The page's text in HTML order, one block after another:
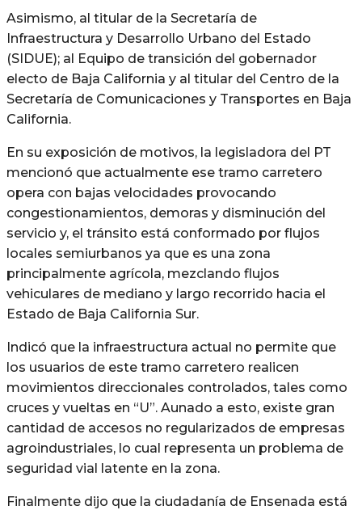
Asimismo, al titular de la Secretaría de
Infraestructura y Desarrollo Urbano del Estado
(SIDUE); al Equipo de transición del gobernador
electo de Baja California y al titular del Centro de la
Secretaría de Comunicaciones y Transportes en Baja
California.
En su exposición de motivos, la legisladora del PT
mencionó que actualmente ese tramo carretero
opera con bajas velocidades provocando
congestionamientos, demoras y disminución del
servicio y, el tránsito está conformado por flujos
locales semiurbanos ya que es una zona
principalmente agrícola, mezclando flujos
vehiculares de mediano y largo recorrido hacia el
Estado de Baja California Sur.
Indicó que la infraestructura actual no permite que
los usuarios de este tramo carretero realicen
movimientos direccionales controlados, tales como
cruces y vueltas en “U”. Aunado a esto, existe gran
cantidad de accesos no regularizados de empresas
agroindustriales, lo cual representa un problema de
seguridad vial latente en la zona.
Finalmente dijo que la ciudadanía de Ensenada está